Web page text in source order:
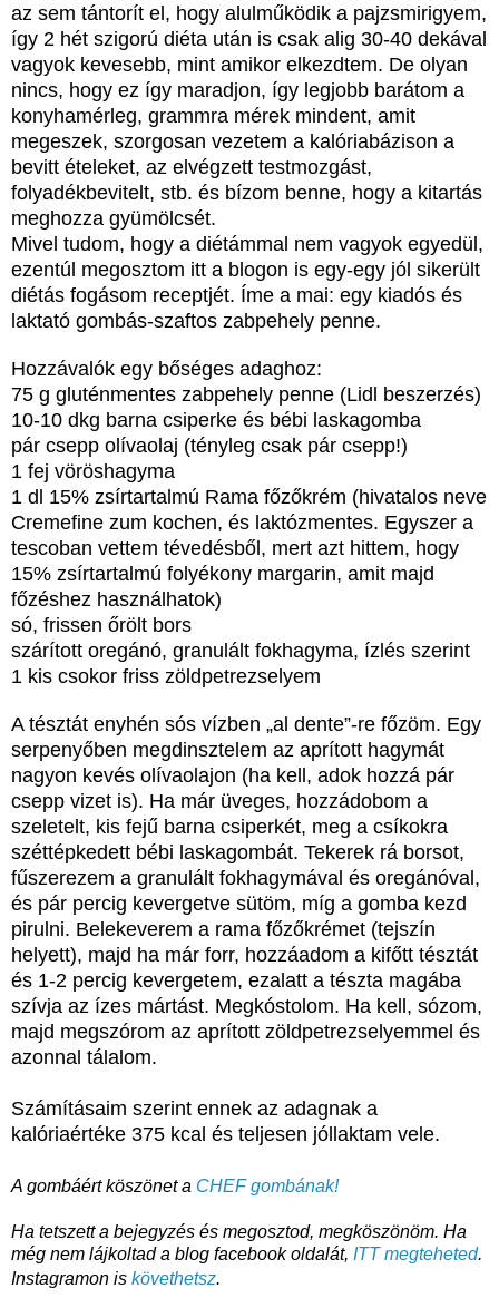
az sem tántorít el, hogy alulműködik a pajzsmirigyem,
így 2 hét szigorú diéta után is csak alig 30-40 dekával
vagyok kevesebb, mint amikor elkezdtem. De olyan
nincs, hogy ez így maradjon, így legjobb barátom a
konyhamérleg, grammra mérek mindent, amit
megeszek, szorgosan vezetem a kalóriabázison a
bevitt ételeket, az elvégzett testmozgást,
folyadékbevitelt, stb. és bízom benne, hogy a kitartás
meghozza gyümölcsét.
Mivel tudom, hogy a diétámmal nem vagyok egyedül,
ezentúl megosztom itt a blogon is egy-egy jól sikerült
diétás fogásom receptjét. Íme a mai: egy kiadós és
laktató gombás-szaftos zabpehely penne.
Hozzávalók egy bőséges adaghoz:
75 g gluténmentes zabpehely penne (Lidl beszerzés)
10-10 dkg barna csiperke és bébi laskagomba
pár csepp olívaolaj (tényleg csak pár csepp!)
1 fej vöröshagyma
1 dl 15% zsírtartalmú Rama főzőkrém (hivatalos neve
Cremefine zum kochen, és laktózmentes. Egyszer a
tescoban vettem tévedésből, mert azt hittem, hogy
15% zsírtartalmú folyékony margarin, amit majd
főzéshez használhatok)
só, frissen őrölt bors
szárított oregánó, granulált fokhagyma, ízlés szerint
1 kis csokor friss zöldpetrezselyem
A tésztát enyhén sós vízben „al dente”-re főzöm. Egy
serpenyőben megdinsztelem az aprított hagymát
nagyon kevés olívaolajon (ha kell, adok hozzá pár
csepp vizet is). Ha már üveges, hozzádobom a
szeletelt, kis fejű barna csiperkét, meg a csíkokra
széttépkedett bébi laskagombát. Tekerek rá borsot,
fűszerezem a granulált fokhagymával és oregánóval,
és pár percig kevergetve sütöm, míg a gomba kezd
pirulni. Belekeverem a rama főzőkrémet (tejszín
helyett), majd ha már forr, hozzáadom a kifőtt tésztát
és 1-2 percig kevergetem, ezalatt a tészta magába
szívja az ízes mártást. Megkóstolom. Ha kell, sózom,
majd megszórom az aprított zöldpetrezselyemmel és
azonnal tálalom.
Számításaim szerint ennek az adagnak a
kalóriaértéke 375 kcal és teljesen jóllaktam vele.
A gombáért köszönet a CHEF gombának!
Ha tetszett a bejegyzés és megosztod, megköszönöm. Ha
még nem lájkoltad a blog facebook oldalát, ITT megteheted.
Instagramon is követhetsz.